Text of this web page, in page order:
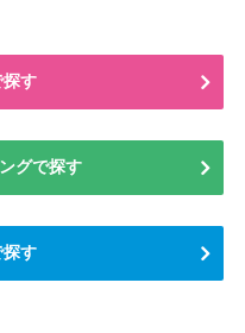
探す
グで探す
す